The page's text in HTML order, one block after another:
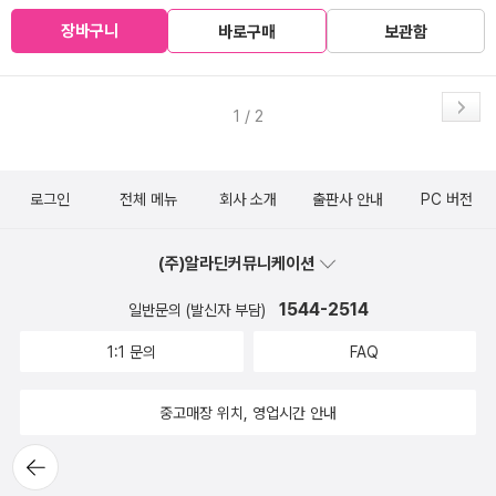
장바구니 바로구매 보관함
1 / 2
뒤로가
기
로그인 전체 메뉴 회사 소개 출판사 안내 PC 버전
(주)알라딘커뮤니케이션
일반문의 (발신자 부담) 1544-2514
1:1 문의 FAQ
중고매장 위치, 영업시간 안내